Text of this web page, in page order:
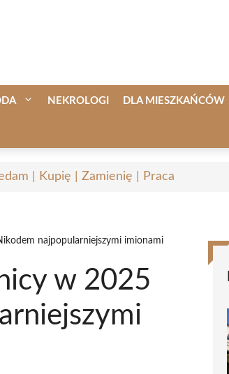
NEKROLOGI DLA MIESZKAŃCÓW
| Kupię | Zamienię | Praca
najpopularniejszymi imionami
w 2025